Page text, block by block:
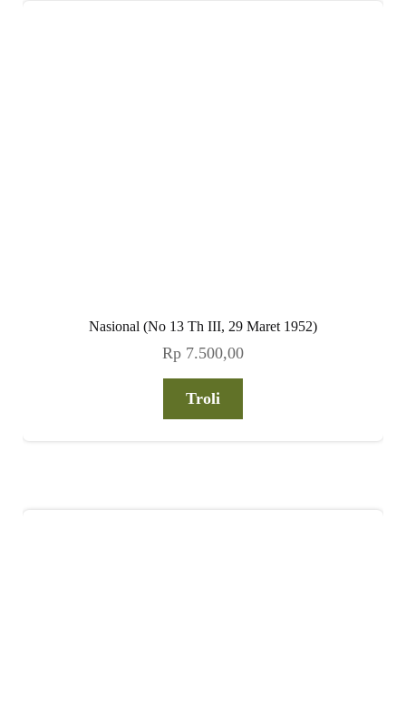
Nasional (No 13 Th III, 29 Maret 1952)
Rp 7.500,00
Troli